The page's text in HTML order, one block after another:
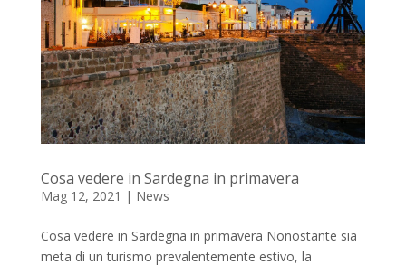
Cosa vedere in Sardegna in primavera
Mag 12, 2021 | News
Cosa vedere in Sardegna in primavera Nonostante sia
meta di un turismo prevalentemente estivo, la